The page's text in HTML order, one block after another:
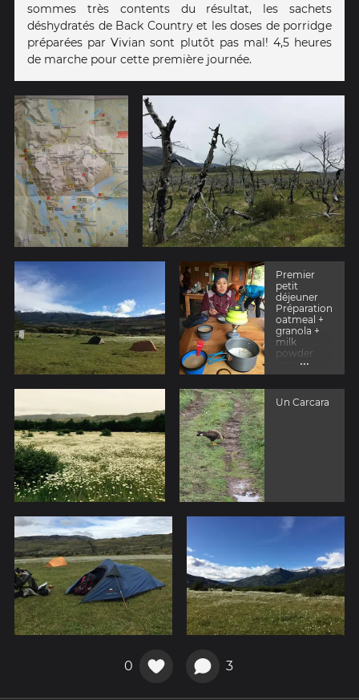
sommes très contents du résultat, les sachets
déshydratés de Back Country et les doses de porridge
préparées par Vivian sont plutôt pas mal! 4,5 heures
de marche pour cette première journée.
Premier
petit
déjeuner
Préparation
oatmeal +
granola +
milk
powder
pour 8
matins
...
Un Carcara
0 3